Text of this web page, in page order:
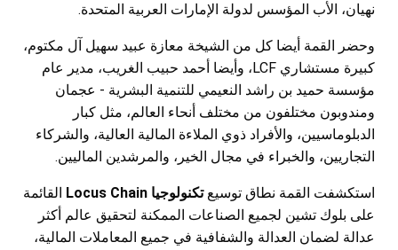
نهيان، الأب المؤسس لدولة الإمارات العربية المتحدة.
وحضر القمة أيضا كل من الشيخة معازة عبيد سهيل آل مكتوم،
كبيرة مستشاري LCF ، وأيضا أحمد حبيب الغريب، مدير عام
مؤسسة حميد بن راشد النعيمي للتنمية البشرية - عجمان
ومندوبون مختلفون من مختلف أنحاء العالم، مثل كبار
الدبلوماسيين، والأفراد ذوي الملاءة المالية العالية، والشركاء
التجاريين، والخبراء في مجال الخير، والمرشدين الماليين.
استكشفت القمة نطاق توسيعتكنولوجيا Locus Chain
القائمة
على بلوك تشين لجميع الصناعات الممكنة لتحقيق عالم أكثر
عدالة لضمان العدالة والشفافية في جميع المعاملات المالية،